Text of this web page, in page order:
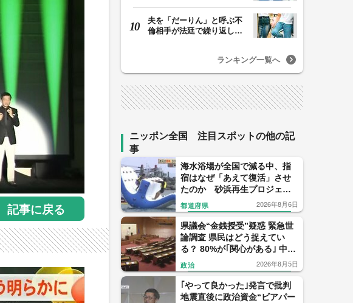
記事に戻る
夫を「だーりん」と呼ぶ不
倫相手が法廷で繰り返した
ランキング一覧へ
ニッポン全国 注目スポットの他の記
事
海水浴場が全国で減る中、指
宿はなぜ「あえて復活」させ
たのか 砂浜再生プロジェク
トの舞台裏
都道府県 2026年8月6日
県議会“金銭授受”疑惑 緊急世
論調査 県民はどう捉えてい
る？ 80%が｢関心がある｣ 中尾
元県議の会見 信用したのは僅
か1% 【福岡発】
政治 2026年8月5日
｢やって良かった｣発言で批判
地震直後に政治資金“ビアパー